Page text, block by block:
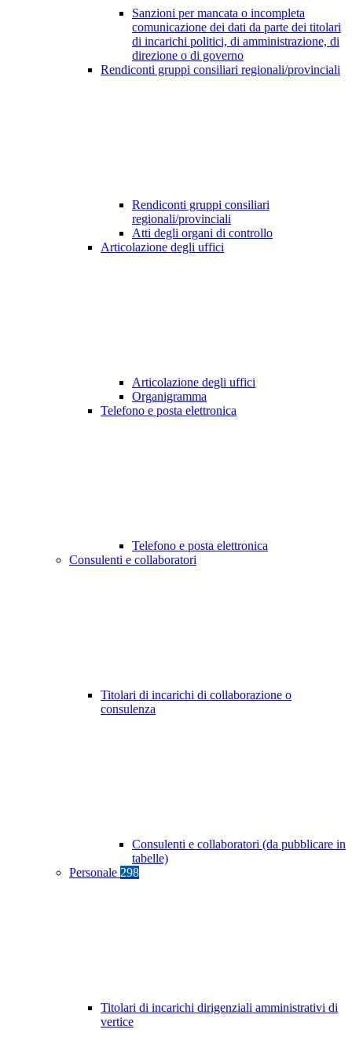
Sanzioni per mancata o incompleta
comunicazione dei dati da parte dei titolari
di incarichi politici, di amministrazione, di
direzione o di governo
Rendiconti gruppi consiliari regionali/provinciali
Rendiconti gruppi consiliari
regionali/provinciali
Atti degli organi di controllo
Articolazione degli uffici
Articolazione degli uffici
Organigramma
Telefono e posta elettronica
Telefono e posta elettronica
Consulenti e collaboratori
Titolari di incarichi di collaborazione o
consulenza
Consulenti e collaboratori (da pubblicare in
tabelle)
Personale 298
Titolari di incarichi dirigenziali amministrativi di
vertice